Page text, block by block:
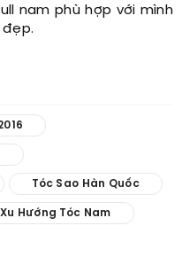
nam phù hợp với mình
đẹp.
Tóc Sao Hàn Quốc
Xu Hướng Tóc Nam